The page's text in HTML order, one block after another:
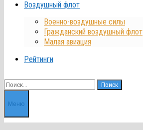
Воздушный флот
Военно-воздушные силы
Гражданский воздушный флот
Малая авиация
Рейтинги
Найти:
Меню